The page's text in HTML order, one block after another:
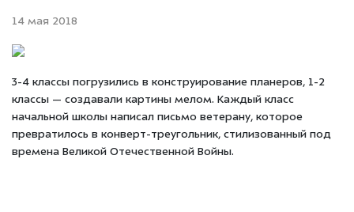
14 мая 2018
3-4 классы погрузились в конструирование планеров, 1-2
классы — создавали картины мелом. Каждый класс
начальной школы написал письмо ветерану, которое
превратилось в конверт-треугольник, стилизованный под
времена Великой Отечественной Войны.